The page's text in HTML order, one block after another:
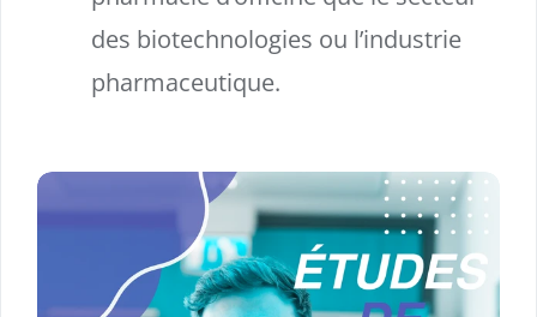
des biotechnologies ou l’industrie
pharmaceutique.